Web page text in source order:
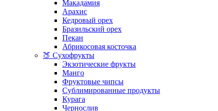
Макадамия
Арахис
Кедровый орех
Бразильский орех
Пекан
Абрикосовая косточка
🍑 Сухофрукты
Экзотические фрукты
Манго
Фруктовые чипсы
Сублимированные продукты
Курага
Чернослив